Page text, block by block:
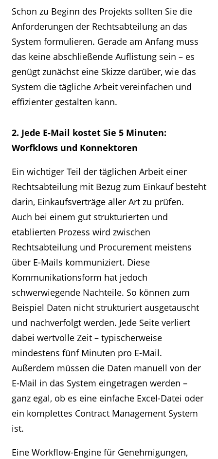
Schon zu Beginn des Projekts sollten Sie die
Anforderungen der Rechtsabteilung an das
System formulieren. Gerade am Anfang muss
das keine abschließende Auflistung sein – es
genügt zunächst eine Skizze darüber, wie das
System die tägliche Arbeit vereinfachen und
effizienter gestalten kann.
2. Jede E-Mail kostet Sie 5 Minuten:
Worfklows und Konnektoren
Ein wichtiger Teil der täglichen Arbeit einer
Rechtsabteilung mit Bezug zum Einkauf besteht
darin, Einkaufsverträge aller Art zu prüfen.
Auch bei einem gut strukturierten und
etablierten Prozess wird zwischen
Rechtsabteilung und Procurement meistens
über E-Mails kommuniziert. Diese
Kommunikationsform hat jedoch
schwerwiegende Nachteile. So können zum
Beispiel Daten nicht strukturiert ausgetauscht
und nachverfolgt werden. Jede Seite verliert
dabei wertvolle Zeit – typischerweise
mindestens fünf Minuten pro E-Mail.
Außerdem müssen die Daten manuell von der
E-Mail in das System eingetragen werden –
ganz egal, ob es eine einfache Excel-Datei oder
ein komplettes Contract Management System
ist.
Eine Workflow-Engine für Genehmigungen,